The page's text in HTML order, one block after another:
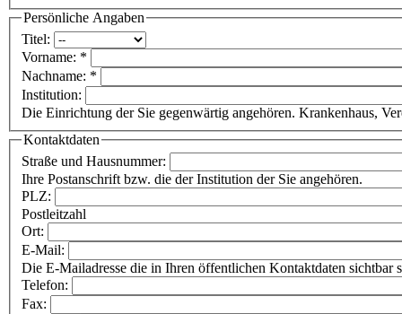
Persönliche Angaben
Titel:
Vorname: *
Nachname: *
Institution:
Die Einrichtung der Sie gegenwärtig angehören. Krankenhaus,
Kontaktdaten
Straße und Hausnummer:
Ihre Postanschrift bzw. die der Institution der Sie angehören.
PLZ:
Postleitzahl
Ort:
E-Mail:
Die E-Mailadresse die in Ihren öffentlichen Kontaktdaten
Telefon:
Fax: